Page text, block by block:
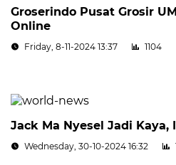
Groserindo Pusat Grosir
Online
Friday, 8-11-2024 13:37 1104
Jack Ma Nyesel Jadi Kaya,
Wednesday, 30-10-2024 16:32